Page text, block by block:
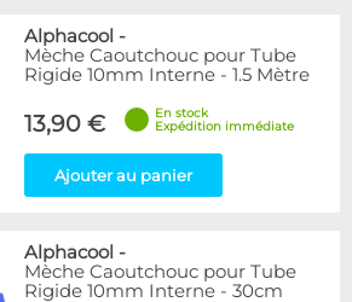
Alphacool -
Mèche Caoutchouc pour Tube
Rigide 10mm Interne - 1.5 Mètre
13,90 €
En stock
Expédition immédiate
Ajouter au panier
Alphacool -
Mèche Caoutchouc pour Tube
Rigide 10mm Interne - 30cm